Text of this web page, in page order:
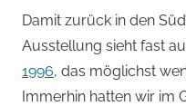
Damit zurück in den
Ausstellung sieht fast
1996, das möglichst
Immerhin hatten wir im